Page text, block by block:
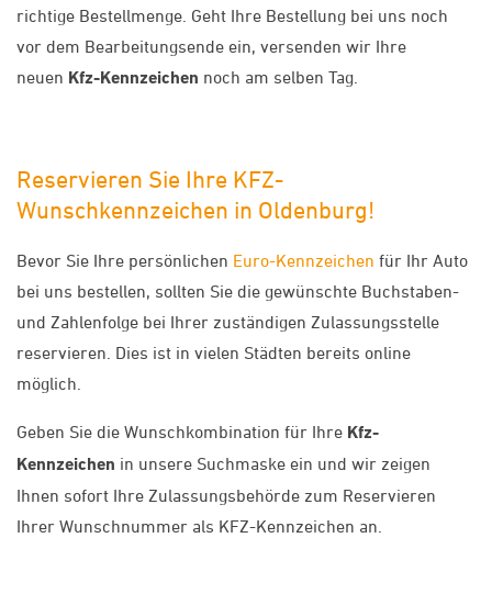
richtige Bestellmenge. Geht Ihre Bestellung bei uns noch
vor dem Bearbeitungsende ein, versenden wir Ihre
neuen Kfz-Kennzeichen noch am selben Tag.
Reservieren Sie Ihre KFZ-
Wunschkennzeichen in Oldenburg!
Bevor Sie Ihre persönlichen Euro-Kennzeichen für Ihr Auto
bei uns bestellen, sollten Sie die gewünschte Buchstaben-
und Zahlenfolge bei Ihrer zuständigen Zulassungsstelle
reservieren. Dies ist in vielen Städten bereits online
möglich.
Geben Sie die Wunschkombination für Ihre Kfz-
Kennzeichen in unsere Suchmaske ein und wir zeigen
Ihnen sofort Ihre Zulassungsbehörde zum Reservieren
Ihrer Wunschnummer als KFZ-Kennzeichen an.